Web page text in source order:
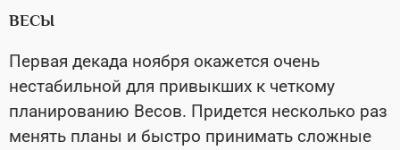
ВЕСЫ
Первая декада ноября окажется очень
нестабильной для привыкших к четкому
планированию Весов. Придется несколько раз
менять планы и быстро принимать сложные